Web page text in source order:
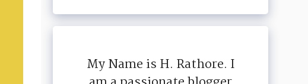
My Name is H. Rathore. I